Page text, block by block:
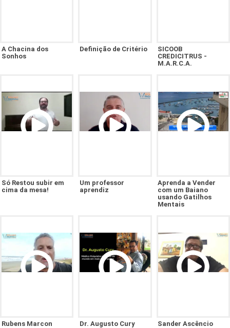
A Chacina dos
Sonhos
Definição de Critério
SICOOB
CREDICITRUS -
M.A.R.C.A.
Só Restou subir em
cima da mesa!
Um professor
aprendiz
Aprenda a Vender
com um Baiano
usando Gatilhos
Mentais
Rubens Marcon Dr. Augusto Cury Sander Ascêncio